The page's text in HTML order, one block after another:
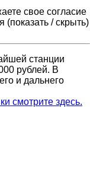
свое согласие
(показать / скрыть)
станции
рублей. В
и дальнего
смотрите здесь.